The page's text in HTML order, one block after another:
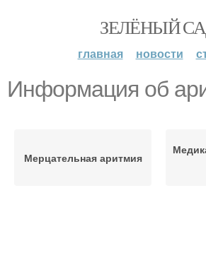
ЗЕЛЁНЫЙ
главная новости
Информация об
Мерцательная аритмия